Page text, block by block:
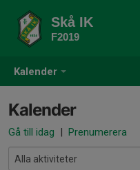
Kalender
Skå IK
F2019
Kalender
Gå till idag | Prenumerera